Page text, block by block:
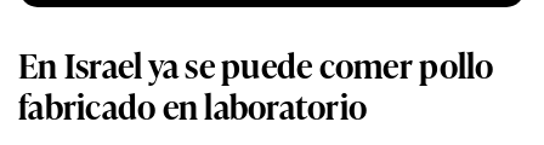
En Israel ya se puede comer pollo
fabricado en laboratorio